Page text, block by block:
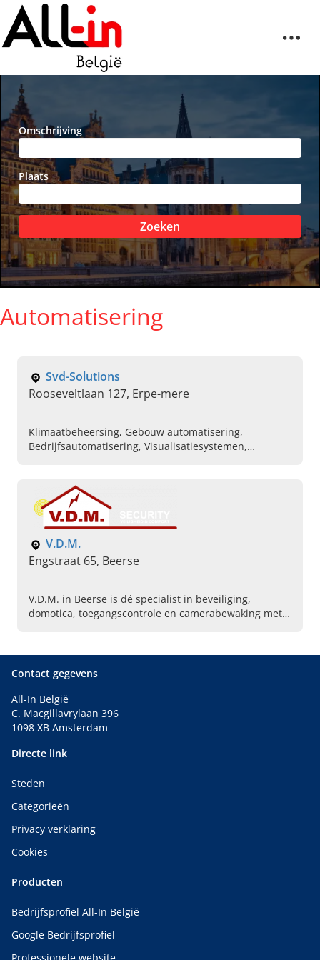
Omschrijving
Plaats
Zoeken
Automatisering
Svd-Solutions
Rooseveltlaan 127, Erpe-mere
Klimaatbeheersing, Gebouw automatisering,
Bedrijfsautomatisering, Visualisatiesystemen,
V.D.M.
Engstraat 65, Beerse
V.D.M. in Beerse is dé specialist in beveiliging,
domotica, toegangscontrole en camerabewaking met
Contact gegevens
All-In België
C. Macgillavrylaan 396
1098 XB Amsterdam
Directe link
Steden
Categorieën
Privacy verklaring
Cookies
Producten
Bedrijfsprofiel All-In België
Google Bedrijfsprofiel